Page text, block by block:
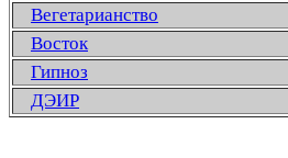
Вегетарианство
Восток
Гипноз
ДЭИР